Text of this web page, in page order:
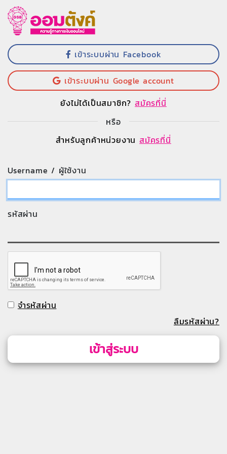
เข้าระบบผ่าน Facebook
เข้าระบบผ่าน Google account
ยังไม่ได้เป็นสมาชิก? สมัครที่นี่
หรือ
สำหรับลูกค้าหน่วยงาน สมัครที่นี่
Username / ผู้ใช้งาน
รหัสผ่าน
จำรหัสผ่าน
ลืมรหัสผ่าน?
เข้าสู่ระบบ